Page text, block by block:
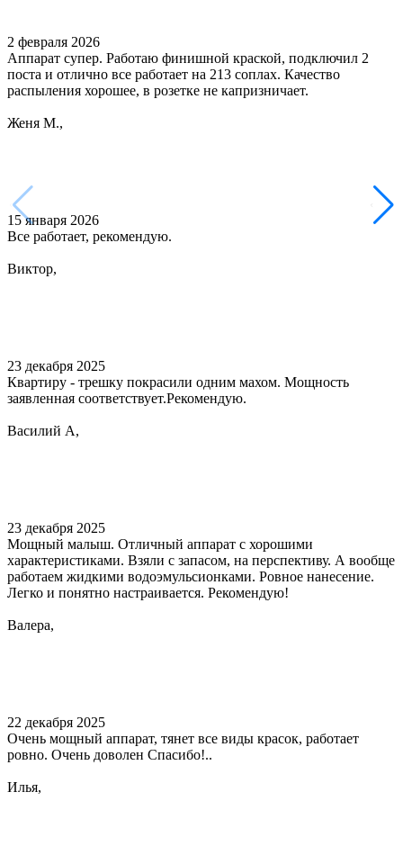
2 февраля 2026
Аппарат супер. Работаю финишной краской, подключил 2
поста и отлично все работает на 213 соплах. Качество
распыления хорошее, в розетке не капризничает.
Женя М.,
15 января 2026
Все работает, рекомендую.
Виктор,
23 декабря 2025
Квартиру - трешку покрасили одним махом. Мощность
заявленная соответствует.Рекомендую.
Василий А,
23 декабря 2025
Мощный малыш. Отличный аппарат с хорошими
характеристиками. Взяли с запасом, на перспективу. А вообще
работаем жидкими водоэмульсионками. Ровное нанесение.
Легко и понятно настраивается. Рекомендую!
Валера,
22 декабря 2025
Очень мощный аппарат, тянет все виды красок, работает
ровно. Очень доволен Спасибо!..
Илья,